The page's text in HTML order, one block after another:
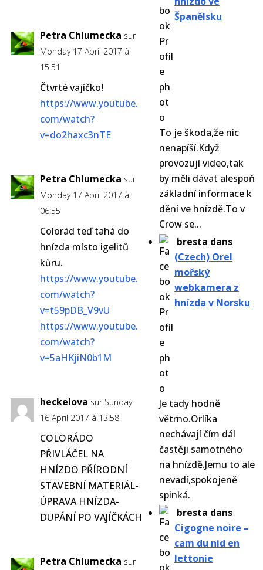
Španělsku
To je škoda,že nic
nenapíší.Když
provozují video,tak
by měli dávat alespoň
základní informace k
dění ve hnízdě.To v
Crow se...
bresta dans
(Czech) Orel
mořský
webkamera z
hnízda v Norsku
Je tady hodně
větrno.Orlíka
nechávají čím dál
častěji samotného
na hnízdě.Jemu to ale
nevadí,spokojeně
spinká.
bresta dans
Cigogne noire –
cam du nid en
lettonie
Petra Chlumecka sur
Monday 17 April 2017 à
15:51
Čtvrté vajíčko!
https://www.youtube.
com/watch?
v=do2haxc3nTE
Petra Chlumecka sur
Monday 17 April 2017 à
06:55
Colorád teď tahá do
hnízda místo igelitů
kůru.
https://www.youtube.
com/watch?
v=t59pDB_V9vU
https://www.youtube.
com/watch?
v=5aHKjiN0b1M
heckelova sur Sunday
16 April 2017 à 13:58
COLORÁDO
PŘIVLÁČEL NA
HNÍZDO PŘÍRODNÍ
STAVEBNÍ MATERIÁL-
ÚPRAVA HNÍZDA-
DUPÁNÍ PO VAJÍČKÁCH
Petra Chlumecka sur